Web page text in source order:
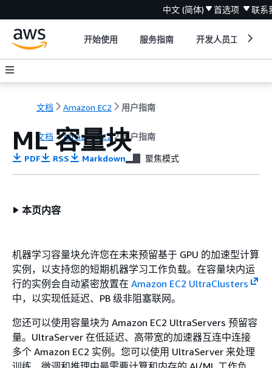
中文 (简体) 首选项 联系
开始使用 服务指南 开发人员工具
文档 Amazon EC2 用户指南
文档 Amazon EC2 用户指南
ML 容量块
PDF RSS Markdown 聚焦模式
本页内容
机器学习容量块允许您在未来预留基于 GPU 的加速型计算
实例，以支持您的短期机器学习工作负载。在容量块内运
行的实例会自动紧密放置在 Amazon EC2 UltraClusters
中，以实现低延迟、PB 级非阻塞联网。
您还可以使用容量块为 Amazon EC2 UltraServers 预留容
量。UltraServer 在低延迟、高带宽的加速器互连中连接
多个 Amazon EC2 实例。您可以使用 UltraServer 来处理